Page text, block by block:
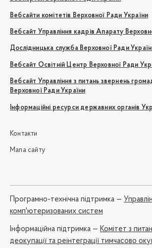
Вебсайти комітетів Верховної Ради України
Вебсайт Управління кадрів Апарату
Дослідницька служба Верховної Ради
Вебсайт Освітній Центр Верховної Ради
Вебсайт Управління з питань звернень
Верховної Ради України
Інформаційні ресурси державних органів
Контакти
Мапа сайту
Програмно-технічна підтримка —
комп'ютеризованих систем
Iнформаційна підтримка — Комітет з
деокупації та реінтеграції тимчасово